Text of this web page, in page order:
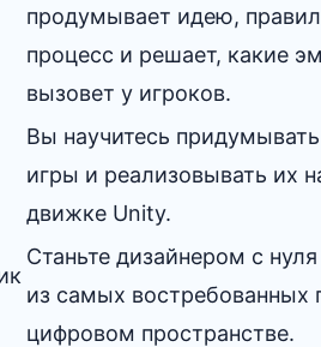
продумывает идею,
процесс и решает, какие
вызовет у игроков.
Вы научитесь
игры и реализовывать их
движке Unity.
Станьте дизайнером с
из самых востребованных
цифровом пространстве.